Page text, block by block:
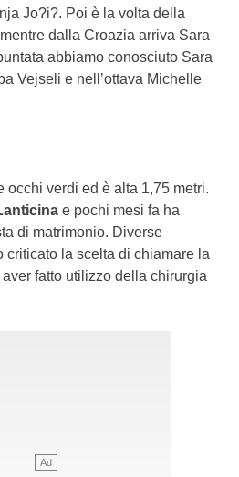
Jo?i?. Poi è la volta della
dalla Croazia arriva Sara
abbiamo conosciuto Sara
Vejseli e nell’ottava Michelle
occhi verdi ed è alta 1,75 metri.
e pochi mesi fa ha
di matrimonio. Diverse
criticato la scelta di chiamare la
fatto utilizzo della chirurgia